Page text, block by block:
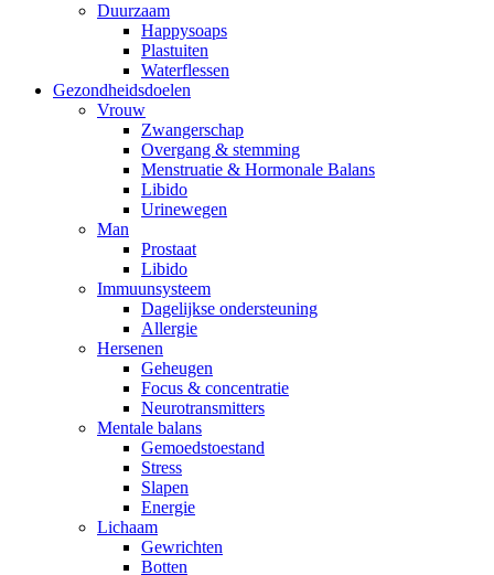
Duurzaam
Happysoaps
Plastuiten
Waterflessen
Gezondheidsdoelen
Vrouw
Zwangerschap
Overgang & stemming
Menstruatie & Hormonale Balans
Libido
Urinewegen
Man
Prostaat
Libido
Immuunsysteem
Dagelijkse ondersteuning
Allergie
Hersenen
Geheugen
Focus & concentratie
Neurotransmitters
Mentale balans
Gemoedstoestand
Stress
Slapen
Energie
Lichaam
Gewrichten
Botten